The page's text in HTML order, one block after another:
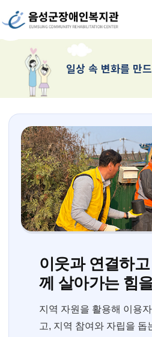
일상 속 변화를 만
이웃과 연결하
께 살아가는 힘
지역 자원을 활용해 이용
고, 지역 참여와 자립을 돕